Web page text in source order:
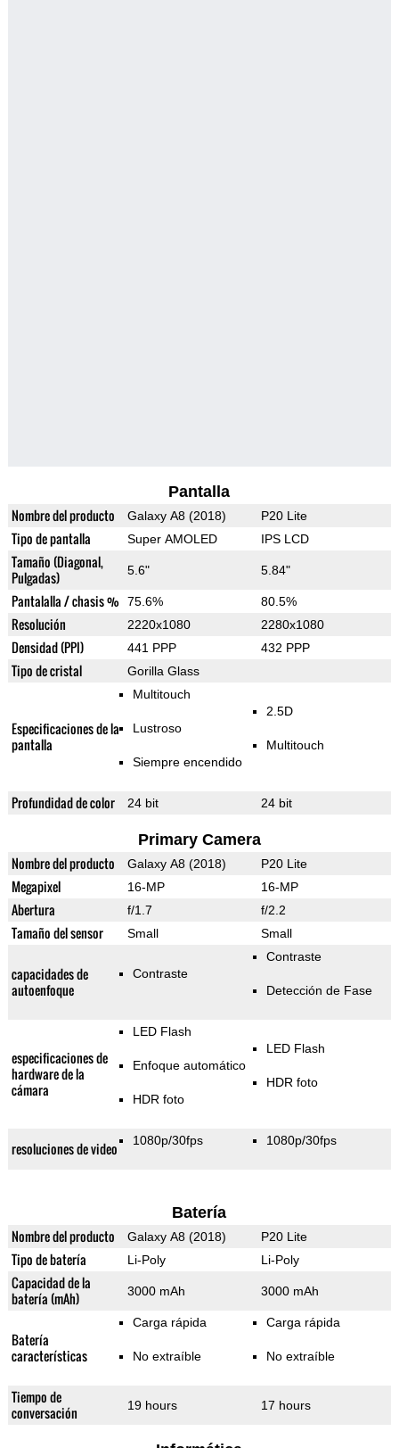
Pantalla
Nombre del producto Galaxy A8 (2018) P20 Lite
Tipo de pantalla Super AMOLED IPS LCD
Tamaño (Diagonal,
Pulgadas)
5.6" 5.84"
Pantalalla / chasis % 75.6% 80.5%
Resolución 2220x1080 2280x1080
Densidad (PPI) 441 PPP 432 PPP
Tipo de cristal Gorilla Glass
Especificaciones de la
pantalla
Multitouch
Lustroso
Siempre encendido
2.5D
Multitouch
Profundidad de color 24 bit 24 bit
Primary Camera
Nombre del producto Galaxy A8 (2018) P20 Lite
Megapixel 16-MP 16-MP
Abertura f/1.7 f/2.2
Tamaño del sensor Small Small
capacidades de
autoenfoque
Contraste
Contraste
Detección de Fase
especificaciones de
hardware de la
cámara
LED Flash
Enfoque automático
HDR foto
LED Flash
HDR foto
resoluciones de video 1080p/30fps 1080p/30fps
Batería
Nombre del producto Galaxy A8 (2018) P20 Lite
Tipo de batería Li-Poly Li-Poly
Capacidad de la
batería (mAh)
3000 mAh 3000 mAh
Batería
características
Carga rápida
No extraíble
Carga rápida
No extraíble
Tiempo de
conversación
19 hours 17 hours